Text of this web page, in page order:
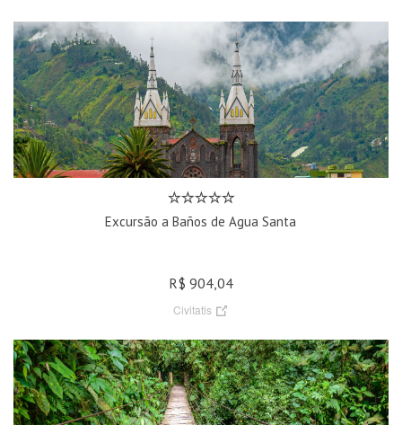
Excursão a Baños de Agua Santa
R$ 904,04
Civitatis